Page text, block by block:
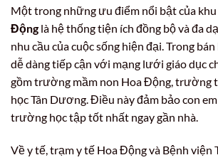
Một trong những ưu điểm nổi bật của khu
Độnglà hệ thống tiện ích đồng bộ và đa
nhu cầu của cuộc sống hiện đại. Trong
dễ dàng tiếp cận với mạng lưới giáo dục
gồm trường mầm non Hoa Động, trường
học Tân Dương. Điều này đảm bảo con
trường học tập tốt nhất ngay gần nhà.
Về y tế, trạm y tế Hoa Động và Bệnh viện